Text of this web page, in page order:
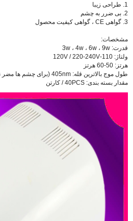
1. طراحی زیبا
2. بی ضرر به چشم
3. گواهی CE ، گواهی کیفیت محصول
مشخصات:
قدرت: 3w ، 4w ، 6w ، 9w
ولتاژ: 110-120V / 220-240V
هرتز: 50-60 هرتز
طول موج بالاترین قله: 405nm (برای چشم ها مضر نیست)
مقدار بسته بندی: 40PCS / کارتن